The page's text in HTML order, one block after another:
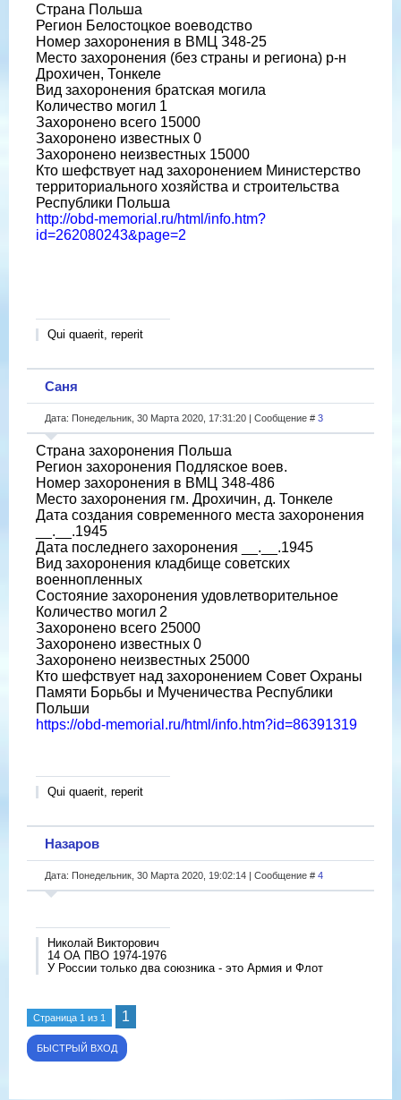
Страна Польша
Регион Белостоцкое воеводство
Номер захоронения в ВМЦ З48-25
Место захоронения (без страны и региона) р-н
Дрохичен, Тонкеле
Вид захоронения братская могила
Количество могил 1
Захоронено всего 15000
Захоронено известных 0
Захоронено неизвестных 15000
Кто шефствует над захоронением Министерство
территориального хозяйства и строительства
Республики Польша
http://obd-memorial.ru/html/info.htm?
id=262080243&page=2
Qui quaerit, reperit
Саня
Дата: Понедельник, 30 Марта 2020, 17:31:20 | Сообщение # 3
Страна захоронения Польша
Регион захоронения Подляское воев.
Номер захоронения в ВМЦ З48-486
Место захоронения гм. Дрохичин, д. Тонкеле
Дата создания современного места захоронения
__.__.1945
Дата последнего захоронения __.__.1945
Вид захоронения кладбище советских
военнопленных
Состояние захоронения удовлетворительное
Количество могил 2
Захоронено всего 25000
Захоронено известных 0
Захоронено неизвестных 25000
Кто шефствует над захоронением Совет Охраны
Памяти Борьбы и Мученичества Республики
Польши
https://obd-memorial.ru/html/info.htm?id=86391319
Qui quaerit, reperit
Назаров
Дата: Понедельник, 30 Марта 2020, 19:02:14 | Сообщение # 4
Николай Викторович
14 ОА ПВО 1974-1976
У России только два союзника - это Армия и Флот
Страница 1 из 1 1